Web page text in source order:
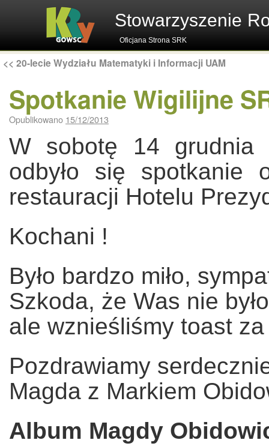
Stowarzyszenie
Oficjana Strona SRK
<< 20-lecie Wydziału Matematyki i Informacji UAM
Spotkanie Wigilijne
Opublikowano 15/12/2013
W sobotę 14 grudnia
odbyło się spotkanie
restauracji Hotelu
Kochani !
Było bardzo miło,
Szkoda, że Was nie
ale wznieśliśmy toast
Pozdrawiamy
Magda z Markiem
Album Magdy